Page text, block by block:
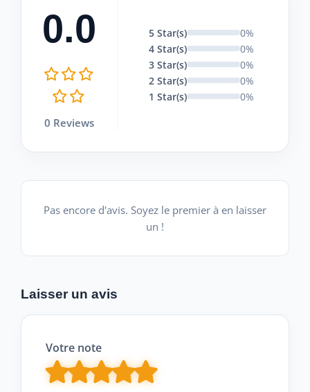
0.0
0 Reviews
5 Star(s)
0%
4 Star(s)
0%
3 Star(s)
0%
2 Star(s)
0%
1 Star(s)
0%
Pas encore d'avis. Soyez le premier à en laisser
un !
Laisser un avis
Votre note